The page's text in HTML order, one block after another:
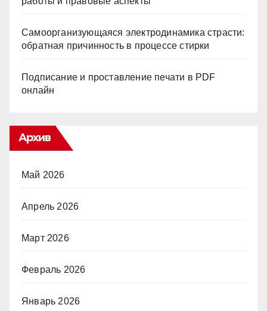
Самоорганизующаяся электродинамика страсти:
обратная причинность в процессе стирки
Подписание и проставление печати в PDF
онлайн
Архив
Май 2026
Апрель 2026
Март 2026
Февраль 2026
Январь 2026